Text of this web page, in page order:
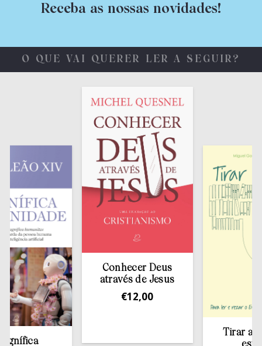
Receba as nossas novidades!
O QUE VAI QUERER LER A SEGUIR?
Conhecer Deus
através de Jesus
12,00
Tirar a Bíblia